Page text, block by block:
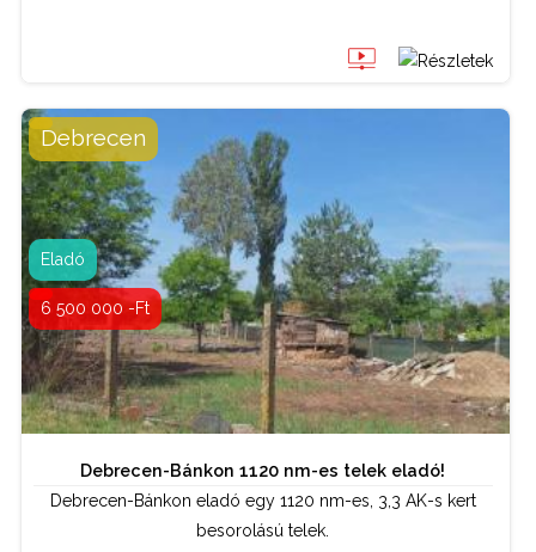
Debrecen
6 500 000 -Ft
Eladó
Debrecen-Bánkon 1120 nm-es telek eladó!
Debrecen-Bánkon eladó egy 1120 nm-es, 3,3 AK-s kert
besorolású telek.
Telek / termőföld
Kapcsolattartó:
Bordás Gábor
0630 538 00 25